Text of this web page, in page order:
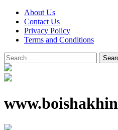
About Us
Contact Us
Privacy Policy
Terms and Conditions
Search
for: